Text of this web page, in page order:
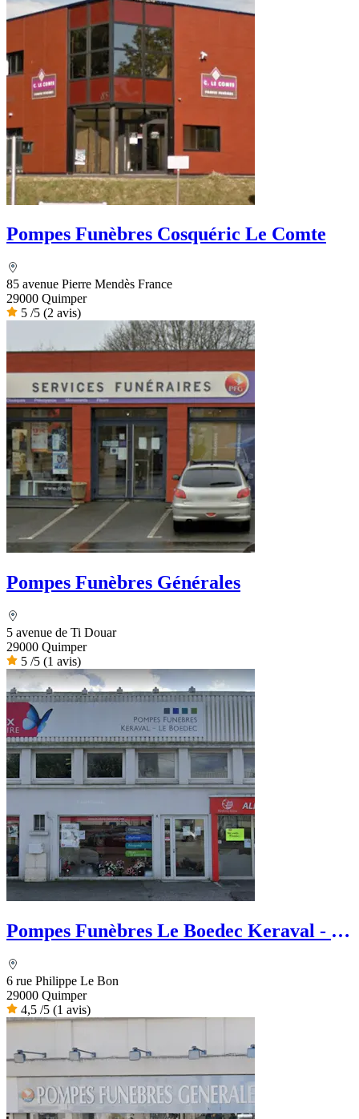
Pompes Funèbres Cosquéric Le Comte
85 avenue Pierre Mendès France
29000 Quimper
5 /5 (2 avis)
Pompes Funèbres Générales
5 avenue de Ti Douar
29000 Quimper
5 /5 (1 avis)
Pompes Funèbres Le Boedec Keraval - Le
6 rue Philippe Le Bon
29000 Quimper
4,5 /5 (1 avis)